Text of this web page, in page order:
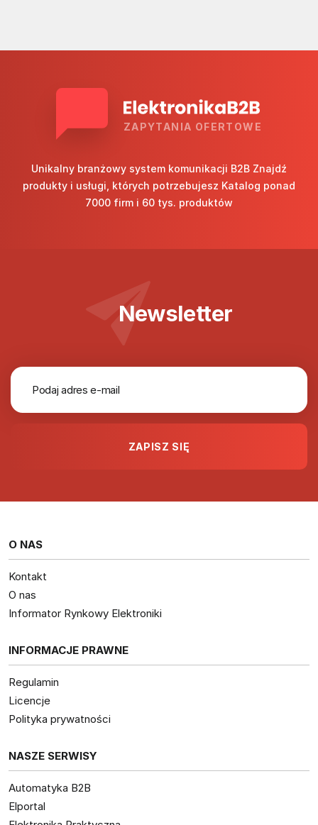
ZAPYTANIA OFERTOWE
Unikalny branżowy system komunikacji B2B Znajdź
produkty i usługi, których potrzebujesz Katalog ponad
7000 firm i 60 tys. produktów
Newsletter
O NAS
Kontakt
O nas
Informator Rynkowy Elektroniki
INFORMACJE PRAWNE
Regulamin
Licencje
Polityka prywatności
NASZE SERWISY
Automatyka B2B
Elportal